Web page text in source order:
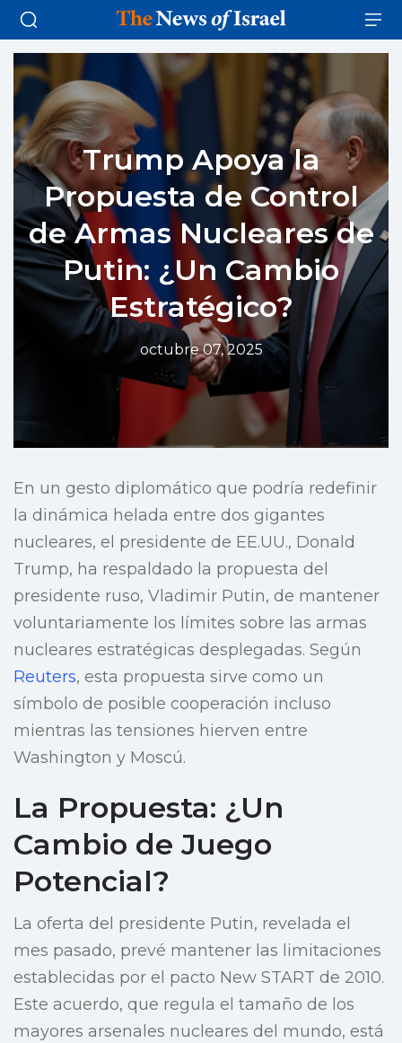
Trump Apoya la
Propuesta de Control
de Armas Nucleares de
Putin: ¿Un Cambio
Estratégico?
octubre 07, 2025
En un gesto diplomático que podría redefinir
la dinámica helada entre dos gigantes
nucleares, el presidente de EE.UU., Donald
Trump, ha respaldado la propuesta del
presidente ruso, Vladimir Putin, de mantener
voluntariamente los límites sobre las armas
nucleares estratégicas desplegadas. Según
Reuters, esta propuesta sirve como un
símbolo de posible cooperación incluso
mientras las tensiones hierven entre
Washington y Moscú.
La Propuesta: ¿Un
Cambio de Juego
Potencial?
La oferta del presidente Putin, revelada el
mes pasado, prevé mantener las limitaciones
establecidas por el pacto New START de 2010.
Este acuerdo, que regula el tamaño de los
mayores arsenales nucleares del mundo, está